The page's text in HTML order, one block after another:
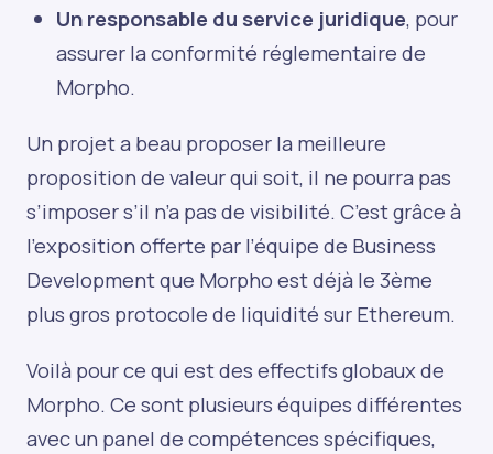
Un responsable du service juridique, pour
assurer la conformité réglementaire de
Morpho.
Un projet a beau proposer la meilleure
proposition de valeur qui soit, il ne pourra pas
s’imposer s’il n’a pas de visibilité. C’est grâce à
l’exposition offerte par l’équipe de Business
Development que Morpho est déjà le 3ème
plus gros protocole de liquidité sur Ethereum.
Voilà pour ce qui est des effectifs globaux de
Morpho. Ce sont plusieurs équipes différentes
avec un panel de compétences spécifiques,